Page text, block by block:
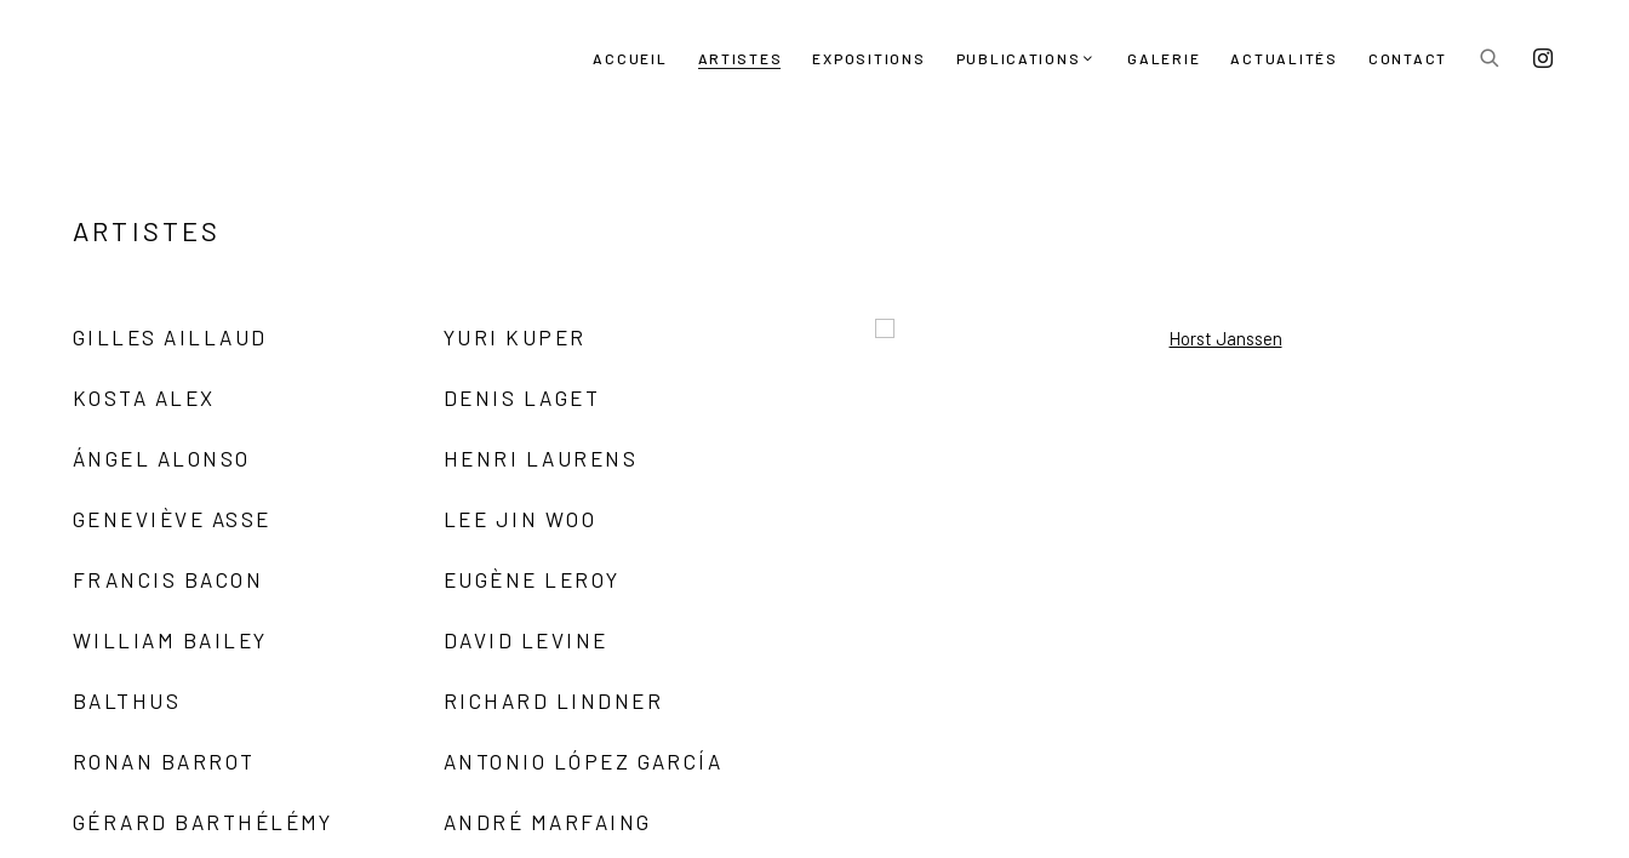
ACCUEIL ARTISTES EXPOSITIONS PUBLICATIONS GALERIE ACTUALITÉS CONTACT
ARTISTES
GILLES AILLAUD
KOSTA ALEX
ÁNGEL ALONSO
GENEVIÈVE ASSE
FRANCIS BACON
WILLIAM BAILEY
BALTHUS
RONAN BARROT
GÉRARD BARTHÉLÉMY
YURI KUPER
DENIS LAGET
HENRI LAURENS
LEE JIN WOO
EUGÈNE LEROY
DAVID LEVINE
RICHARD LINDNER
ANTONIO LÓPEZ GARCÍA
ANDRÉ MARFAING